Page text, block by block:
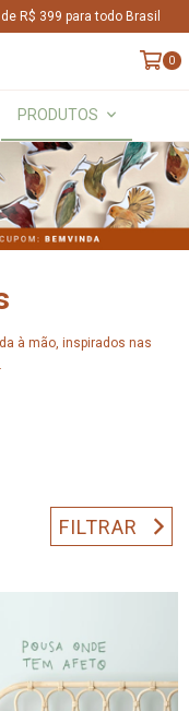
R$ 399 para todo Brasil
0
PRODUTOS
à mão, inspirados nas
FILTRAR